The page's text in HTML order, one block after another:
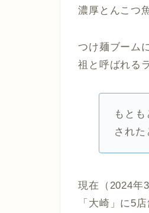
濃厚とんこつ
つけ麺ブーム
祖と呼ばれる
もと
された
現在（2024年
「大崎」に5